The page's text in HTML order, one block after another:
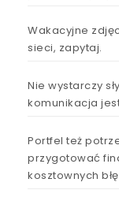
Wakacyjne
sieci, zapytaj.
Nie wystarczy
komunikacja
Portfel też
przygotować
kosztownych